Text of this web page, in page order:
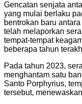
Gencatan senjata
yang mulai berlaku
bentrokan baru
telah melaporkan
tempat-tempat
beberapa tahun
Pada tahun 2023,
menghantam satu
Santo Porphyrius,
tersebut,